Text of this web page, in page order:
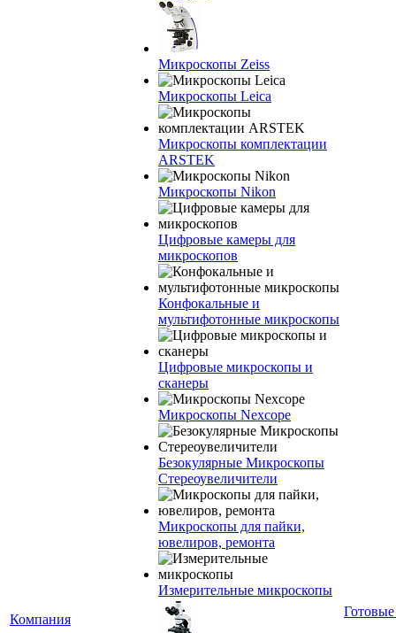
Компания
Микроскопы Zeiss
Микроскопы Leica
Микроскопы комплектации
ARSTEK
Микроскопы Nikon
Цифровые камеры для
микроскопов
Конфокальные и
мультифотонные микроскопы
Цифровые микроскопы и
сканеры
Микроскопы Nexcope
Безокулярные Микроскопы
Стереоувеличители
Микроскопы для пайки,
ювелиров, ремонта
Измерительные микроскопы